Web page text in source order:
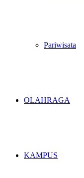
Pariwisata
OLAHRAGA
KAMPUS